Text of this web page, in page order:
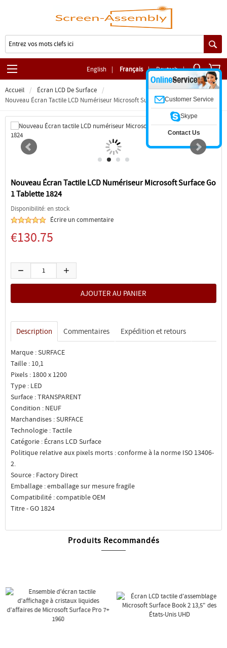
English | Français | Deutsch |
Accueil
Écran LCD De Surface
Nouveau Écran Tactile LCD Numériseur Microsoft Surface Go 1 Tablette 1824
Nouveau Écran Tactile LCD Numériseur Microsoft Surface Go
1 Tablette 1824
Disponibilité: en stock
Écrire un commentaire
€130.75
Description Commentaires Expédition et retours
Marque : SURFACE
Taille : 10,1
Pixels : 1800 x 1200
Type : LED
Surface : TRANSPARENT
Condition : NEUF
Marchandises : SURFACE
Technologie : Tactile
Catégorie : Écrans LCD Surface
Politique relative aux pixels morts : conforme à la norme ISO 13406-
2.
Source : Factory Direct
Emballage : emballage sur mesure fragile
Compatibilité : compatible OEM
Titre - GO 1824
Produits Recommandés
Customer Service
Skype
Contact Us